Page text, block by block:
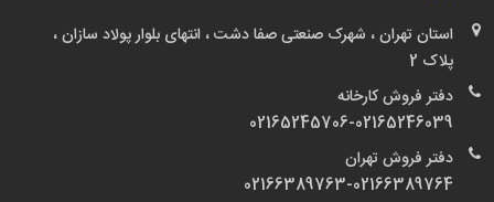
استان تهران ، شهرک صنعتی صفا دشت ، انتهای بلوار پولاد سازان ،
پلاک 2
دفتر فروش کارخانه
02165245706-02165246039
دفتر فروش تهران
02166389763-02166389764